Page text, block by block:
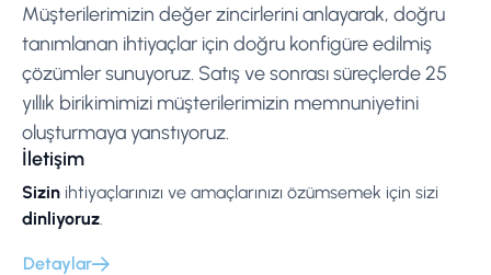
Müşterilerimizin değer zincirlerini anlayarak, doğru
tanımlanan ihtiyaçlar için doğru konfigüre edilmiş
çözümler sunuyoruz. Satış ve sonrası süreçlerde 25
yıllık birikimimizi müşterilerimizin memnuniyetini
oluşturmaya yanstıyoruz.
İletişim
Sizin ihtiyaçlarınızı ve amaçlarınızı özümsemek için sizi
dinliyoruz
Detaylar